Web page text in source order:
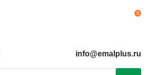
info@emalplus.ru